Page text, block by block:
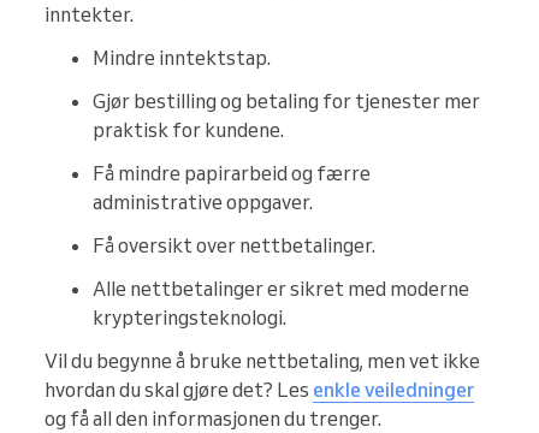
inntekter.
Mindre inntektstap.
Gjør bestilling og betaling for tjenester mer
praktisk for kundene.
Få mindre papirarbeid og færre
administrative oppgaver.
Få oversikt over nettbetalinger.
Alle nettbetalinger er sikret med moderne
krypteringsteknologi.
Vil du begynne å bruke nettbetaling, men vet ikke
hvordan du skal gjøre det? Les enkle veiledninger
og få all den informasjonen du trenger.